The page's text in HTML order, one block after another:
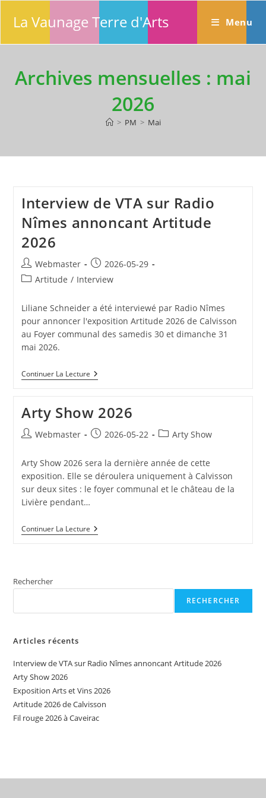
La Vaunage Terre d'Arts Menu
Archives mensuelles : mai
2026
> PM > Mai
Interview de VTA sur Radio
Nîmes annoncant Artitude
2026
Auteur/autrice
de
Webmaster
Publication
publiée :
2026-05-29
PostArtitude / Interview
Liliane Schneider a été interviewé par Radio Nîmes
pour annoncer l'exposition Artitude 2026 de Calvisson
au Foyer communal des samedis 30 et dimanche 31
mai 2026.
Continuer La LectureInterview
De
Radio
Nîmes
Annoncant
Artitude
Arty Show 2026
Auteur/autrice
la
publication :
Webmaster
Publication
2026-05-22
PostArty Show
Arty Show 2026 sera la dernière année de cette
exposition. Elle se déroulera uniquement à Calvisson
sur deux sites : le foyer communal et le château de la
Livière pendant…
Continuer La LectureArty
Show
Rechercher
RECHERCHER
Articles récents
Interview de VTA sur Radio Nîmes annoncant Artitude 2026
Arty Show 2026
Exposition Arts et Vins 2026
Artitude 2026 de Calvisson
Fil rouge 2026 à Caveirac